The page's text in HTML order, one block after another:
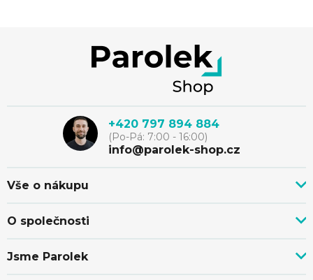
t
+420 797 894 884
(Po-Pá: 7:00 - 16:00)
info@parolek-shop.cz
Vše o nákupu
Doprava, platba a služby
Nákup na splátky
O společnosti
Jsme Parolek